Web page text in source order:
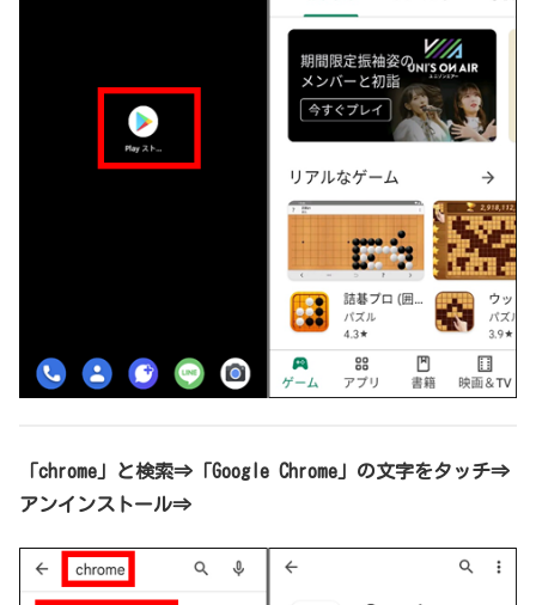
「chrome」と検索⇒「Google Chrome」の文字をタッチ⇒
アンインストール⇒